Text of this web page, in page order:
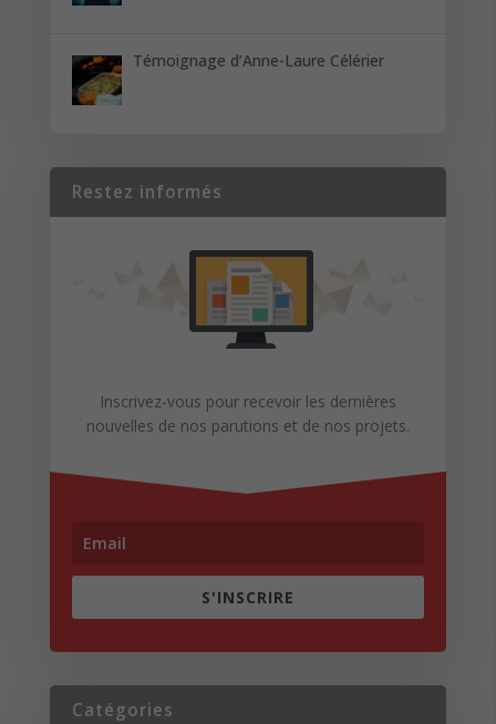
Témoignage d’Anne-Laure Célérier
Restez informés
Inscrivez-vous pour recevoir les dernières
nouvelles de nos parutions et de nos projets.
S'INSCRIRE
Catégories